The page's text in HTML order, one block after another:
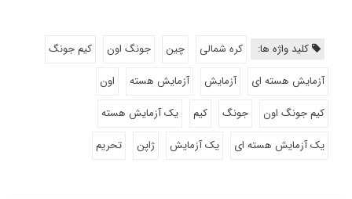
کلید واژه ها: کره شمالی چین جونگ اون
کیم جونگ
آزمایش هسته ای
آزمایش آزمایش هسته
اون
کیم جونگ اون
جونگ کیم
یک آزمایش هسته
یک آزمایش هسته ای
یک آزمایش ژاپن تحریم